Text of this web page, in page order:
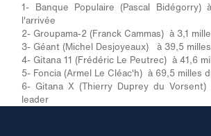
1- Banque Populaire (Pascal Bidégorry)
l'arrivée
2- Groupama-2 (Franck Cammas) à 3,1
3- Géant (Michel Desjoyeaux) à 39,5
4- Gitana 11 (Frédéric Le Peutrec) à 41,6
5- Foncia (Armel Le Cléac'h) à 69,5 milles
6- Gitana X (Thierry Duprey du
leader